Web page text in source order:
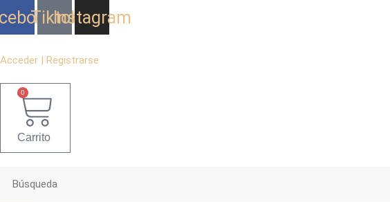
al
Tiktok
Instagram
Acceder | Registrarse
0
Carrito